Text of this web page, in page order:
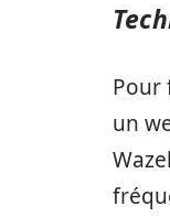
Pour
un